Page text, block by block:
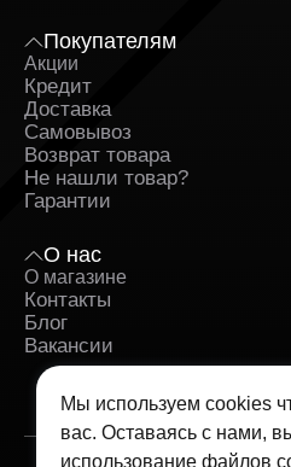
Мы используем cookies
вас. Оставаясь с нами,
использование файлов
Покупателям
Акции
Кредит
Доставка
Самовывоз
Возврат товара
Не нашли товар?
Гарантии
О нас
О магазине
Контакты
Блог
Вакансии